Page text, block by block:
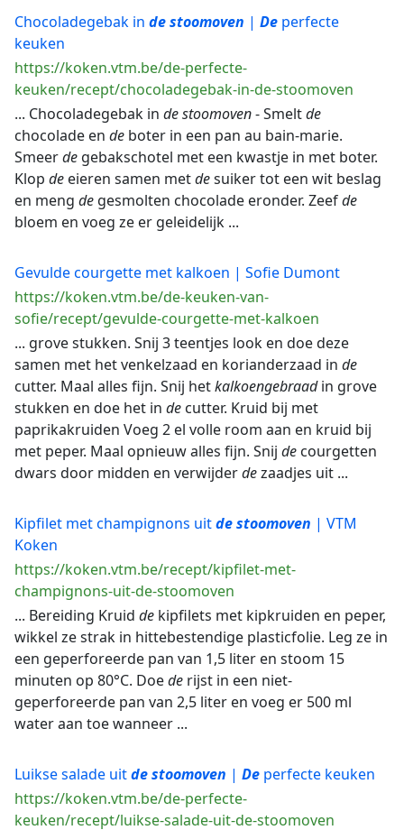
Chocoladegebak in destoomoven | De perfecte
keuken
https://koken.vtm.be/de-perfecte-
keuken/recept/chocoladegebak-in-de-stoomoven
... Chocoladegebak in destoomoven- Smeltde
chocolade en de boter in een pan au bain-marie.
Smeerde gebakschotel met een kwastje in met boter.
Klop de eieren samen metdesuiker tot een wit beslag
en meng de gesmolten chocolade eronder. Zeefde
bloem en voeg ze er geleidelijk ...
Gevulde courgette met kalkoen | Sofie Dumont
https://koken.vtm.be/de-keuken-van-
sofie/recept/gevulde-courgette-met-kalkoen
... grove stukken. Snij 3 teentjes look en doe deze
samen met het venkelzaad en korianderzaad in de
cutter. Maal alles fijn. Snij hetkalkoengebraadin grove
stukken en doe het in de cutter. Kruid bij met
paprikakruiden Voeg 2 el volle room aan en kruid bij
met peper. Maal opnieuw alles fijn. Snij de courgetten
dwars door midden en verwijderdezaadjes uit ...
Kipfilet met champignons uitdestoomoven | VTM
Koken
https://koken.vtm.be/recept/kipfilet-met-
champignons-uit-de-stoomoven
... Bereiding Kruid de kipfilets met kipkruiden en peper,
wikkel ze strak in hittebestendige plasticfolie. Leg ze in
een geperforeerde pan van 1,5 liter en stoom 15
minuten op 80°C. Doede rijst in een niet-
geperforeerde pan van 2,5 liter en voeg er 500 ml
water aan toe wanneer ...
Luikse salade uitdestoomoven | De perfecte keuken
https://koken.vtm.be/de-perfecte-
keuken/recept/luikse-salade-uit-de-stoomoven